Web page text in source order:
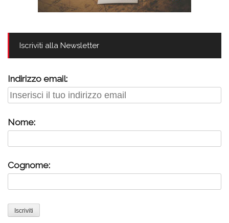
Iscriviti alla Newsletter
Indirizzo email:
Nome:
Cognome: